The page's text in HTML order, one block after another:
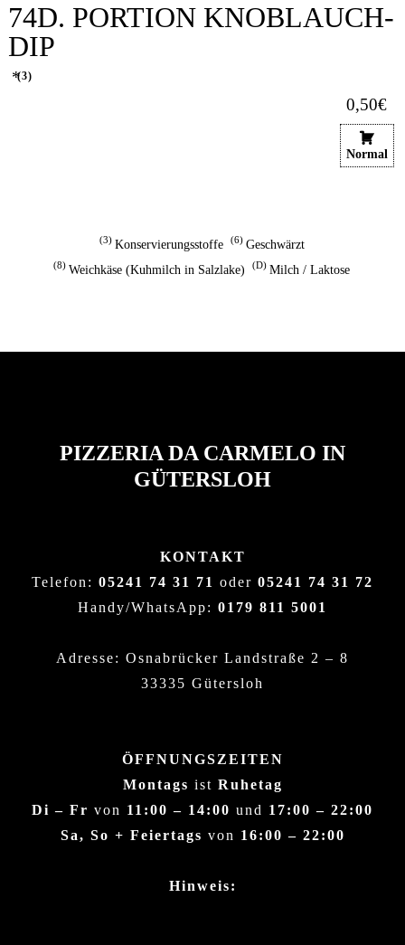
74D. PORTION KNOBLAUCH-
DIP
3
0,50€
Normal
3 Konservierungsstoffe 6 Geschwärzt
8 Weichkäse (Kuhmilch in Salzlake) D Milch / Laktose
PIZZERIA DA CARMELO IN
GÜTERSLOH
KONTAKT
Telefon: 05241 74 31 71 oder 05241 74 31 72
Handy/WhatsApp: 0179 811 5001
Adresse: Osnabrücker Landstraße 2 – 8
33335 Gütersloh
ÖFFNUNGSZEITEN
Montags ist Ruhetag
Di – Fr von 11:00 – 14:00 und 17:00 – 22:00
Sa, So + Feiertags von 16:00 – 22:00
Hinweis: